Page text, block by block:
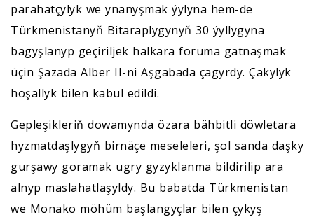
parahatçylyk we ynanyşmak ýylyna hem-de
Türkmenistanyň Bitaraplygynyň 30 ýyllygyna
bagyşlanyp geçiriljek halkara foruma gatnaşmak
üçin Şazada Alber II-ni Aşgabada çagyrdy. Çakylyk
hoşallyk bilen kabul edildi.
Gepleşikleriň dowamynda özara bähbitli döwletara
hyzmatdaşlygyň birnäçe meseleleri, şol sanda daşky
gurşawy goramak ugry gyzyklanma bildirilip ara
alnyp maslahatlaşyldy. Bu babatda Türkmenistan
we Monako möhüm başlangyçlar bilen çykyş